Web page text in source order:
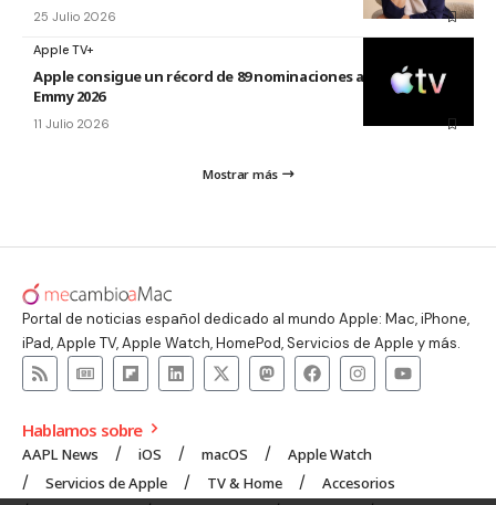
25 Julio 2026
Apple TV+
Apple consigue un récord de 89 nominaciones a los premios
Emmy 2026
11 Julio 2026
Mostrar más
Portal de noticias español dedicado al mundo Apple: Mac, iPhone,
iPad, Apple TV, Apple Watch, HomePod, Servicios de Apple y más.
Hablamos sobre
AAPL News iOS macOS
Apple Watch
Servicios de Apple
TV & Home
Accesorios